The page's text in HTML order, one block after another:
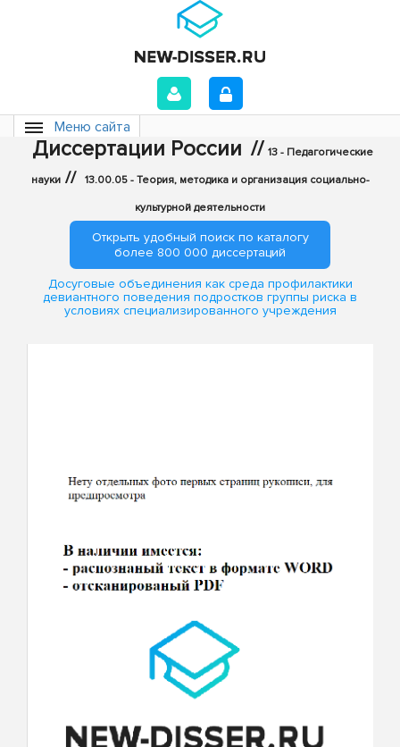
Меню сайта
Диссертации России // 13 - Педагогические
науки // 13.00.05 - Теория, методика и организация социально-
культурной деятельности
Открыть удобный поиск по каталогу
более 800 000 диссертаций
Досуговые объединения как среда профилактики
девиантного поведения подростков группы риска в
условиях специализированного учреждения